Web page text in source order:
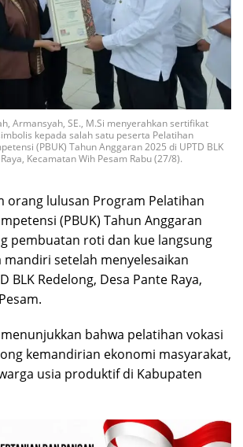
Armansyah, SE., M.Si menyerahkan sertifikat
kepada salah satu peserta Pelatihan
(PBUK) Tahun Anggaran 2025 di UPTD BLK
Kecamatan Wih Pesam Rabu (27/8).
orang lulusan Program Pelatihan
(PBUK) Tahun Anggaran
pembuatan roti dan kue langsung
mandiri setelah menyelesaikan
BLK Redelong, Desa Pante Raya,
bahwa pelatihan vokasi
kemandirian ekonomi masyarakat,
usia produktif di Kabupaten